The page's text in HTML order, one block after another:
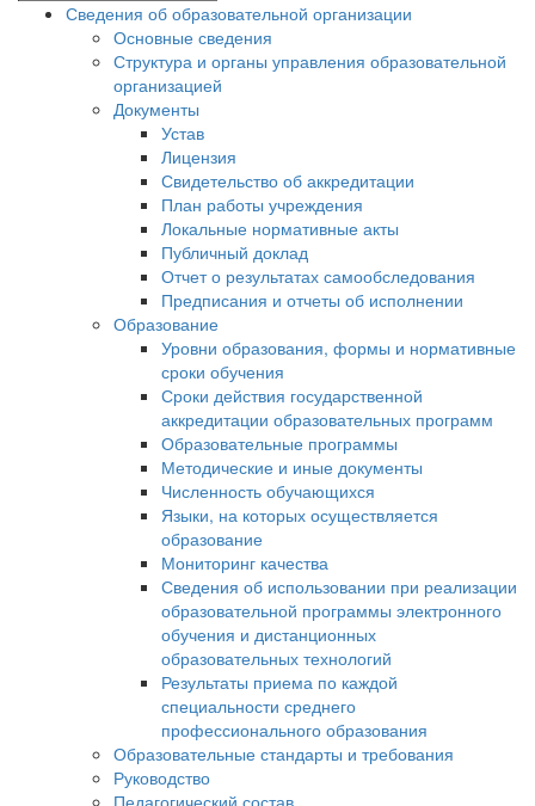
Сведения об образовательной организации
Основные сведения
Структура и органы управления образовательной
организацией
Документы
Устав
Лицензия
Свидетельство об аккредитации
План работы учреждения
Локальные нормативные акты
Публичный доклад
Отчет о результатах самообследования
Предписания и отчеты об исполнении
Образование
Уровни образования, формы и нормативные
сроки обучения
Сроки действия государственной
аккредитации образовательных программ
Образовательные программы
Методические и иные документы
Численность обучающихся
Языки, на которых осуществляется
образование
Мониторинг качества
Сведения об использовании при реализации
образовательной программы электронного
обучения и дистанционных
образовательных технологий
Результаты приема по каждой
специальности среднего
профессионального образования
Образовательные стандарты и требования
Руководство
Педагогический состав